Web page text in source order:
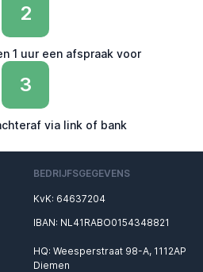
2
1 uur een afspraak voor
3
via link of bank
BEDRIJFSGEGEVENS
KvK: 64637204
IBAN: NL41RABO0154348821
HQ: Weesperstraat 98-A, 1112AP
Diemen